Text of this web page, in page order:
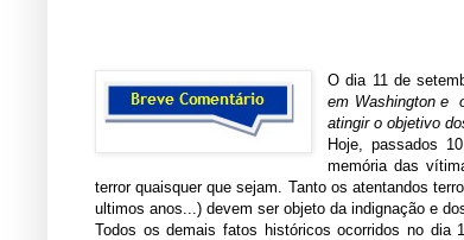
O dia 11 de
em Washington e
atingir o objetivo
Hoje, passados
memória das
terror quaisquer que sejam. Tanto os atentandos
ultimos anos...) devem ser objeto da indignação e
Todos os demais fatos históricos ocorridos no dia